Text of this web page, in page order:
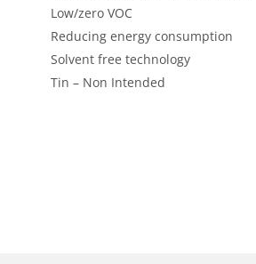
Low/zero VOC
Reducing energy consumption
Solvent free technology
Tin – Non Intended